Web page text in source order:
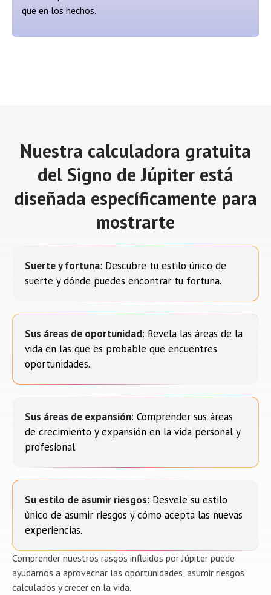
que en los hechos.
Nuestra calculadora gratuita
del Signo de Júpiter está
diseñada específicamente para
mostrarte
Suerte y fortuna: Descubre tu estilo único de
suerte y dónde puedes encontrar tu fortuna.
Sus áreas de oportunidad: Revela las áreas de la
vida en las que es probable que encuentres
oportunidades.
Sus áreas de expansión: Comprender sus áreas
de crecimiento y expansión en la vida personal y
profesional.
Su estilo de asumir riesgos: Desvele su estilo
único de asumir riesgos y cómo acepta las nuevas
experiencias.
Comprender nuestros rasgos influidos por Júpiter puede
ayudarnos a aprovechar las oportunidades, asumir riesgos
calculados y crecer en la vida.